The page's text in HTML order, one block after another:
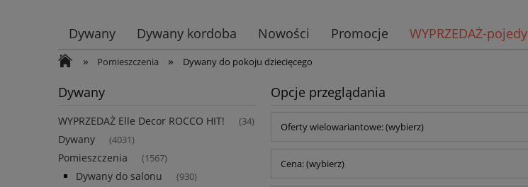
Dywany Dywany kordoba Nowości Promocje WYPRZEDAŻ-
» Pomieszczenia » Dywany do pokoju dziecięcego
Dywany
WYPRZEDAŻ Elle Decor ROCCO HIT! (34)
Dywany (4031)
Pomieszczenia (1567)
Dywany do salonu (930)
Opcje przeglądania
Oferty wielowariantowe: (wybierz)
Cena: (wybierz)